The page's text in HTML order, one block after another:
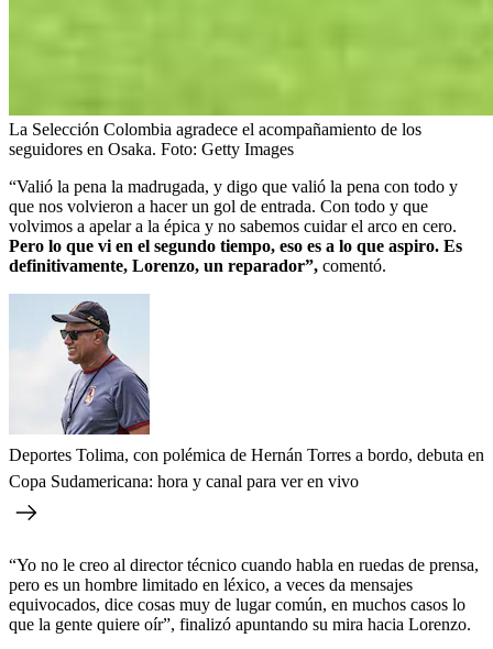
La Selección Colombia agradece el acompañamiento de los
seguidores en Osaka. Foto: Getty Images
“Valió la pena la madrugada, y digo que valió la pena con todo y
que nos volvieron a hacer un gol de entrada. Con todo y que
volvimos a apelar a la épica y no sabemos cuidar el arco en cero.
Pero lo que vi en el segundo tiempo, eso es a lo que aspiro. Es
definitivamente, Lorenzo, un reparador”, comentó.
Deportes Tolima, con polémica de Hernán Torres a bordo, debuta en
Copa Sudamericana: hora y canal para ver en vivo
“Yo no le creo al director técnico cuando habla en ruedas de prensa,
pero es un hombre limitado en léxico, a veces da mensajes
equivocados, dice cosas muy de lugar común, en muchos casos lo
que la gente quiere oír”, finalizó apuntando su mira hacia Lorenzo.